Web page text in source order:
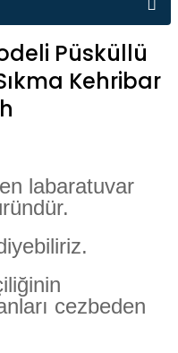
Püsküllü
Kehribar
labaratuvar
cezbeden